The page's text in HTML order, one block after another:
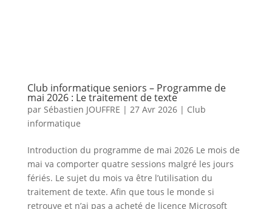
Club informatique seniors – Programme de
mai 2026 : Le traitement de texte
par Sébastien JOUFFRE | 27 Avr 2026| Club
informatique
Introduction du programme de mai 2026 Le mois de
mai va comporter quatre sessions malgré les jours
fériés. Le sujet du mois va être l’utilisation du
traitement de texte. Afin que tous le monde si
retrouve et n’ai pas a acheté de licence Microsoft